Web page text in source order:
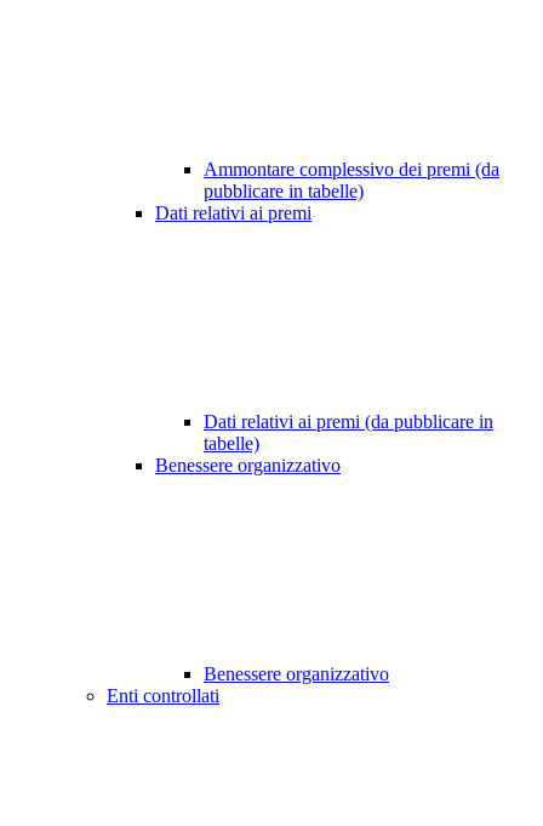
Ammontare complessivo dei premi (da
pubblicare in tabelle)
Dati relativi ai premi
Dati relativi ai premi (da pubblicare in
tabelle)
Benessere organizzativo
Benessere organizzativo
Enti controllati